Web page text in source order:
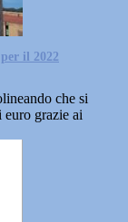
il 2022
che si
grazie ai